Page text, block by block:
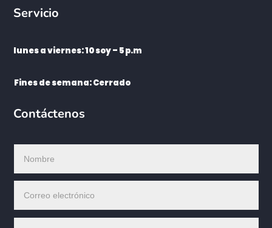
Servicio
lunes a viernes: 10 soy – 5 p.m
Fines de semana: Cerrado
Contáctenos